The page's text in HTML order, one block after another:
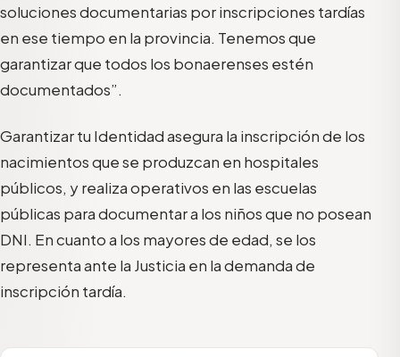
soluciones documentarias por inscripciones tardías
en ese tiempo en la provincia. Tenemos que
garantizar que todos los bonaerenses estén
documentados”.
Garantizar tu Identidad asegura la inscripción de los
nacimientos que se produzcan en hospitales
públicos, y realiza operativos en las escuelas
públicas para documentar a los niños que no posean
DNI. En cuanto a los mayores de edad, se los
representa ante la Justicia en la demanda de
inscripción tardía.